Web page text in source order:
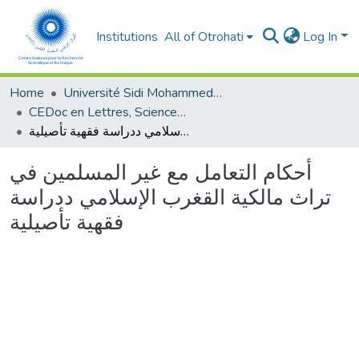
Institutions All of Otrohati Log In
Home
Université Sidi Mohammed Ben Abdellah - Fès
CEDoc en Lettres, Sciences Humaines, Arts et Sciences de l’Education (CED - LSHASE)
أحكام التعامل مع غير المسلمين في تراث مالكية القغرب الإسلامي ددراسة فقهية تأصيلية
أحكام التعامل مع غير المسلمين في
تراث مالكية القغرب الإسلامي ددراسة
فقهية تأصيلية